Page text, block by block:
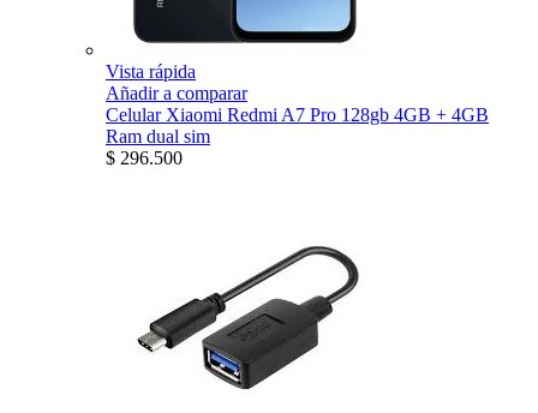
Vista rápida
Añadir a comparar
Celular Xiaomi Redmi A7 Pro 128gb 4GB + 4GB
Ram dual sim
$ 296.500